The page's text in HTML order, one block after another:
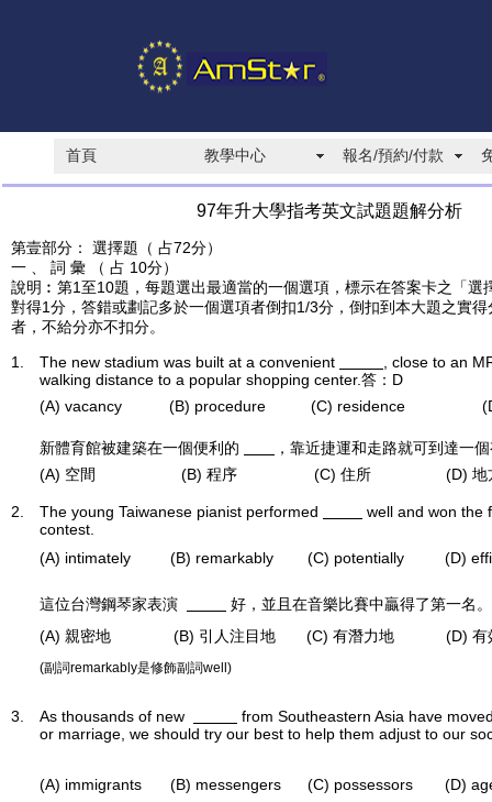
首頁 教學中心 報名/預約/付款
97年升大學指考英文試題題解分析
第壹部分： 選擇題（ 占72分）
一 、 詞 彙 （ 占 10分）
說明︰第1至10題，每題選出最適當的一個選項，標示在答案卡之「選
對得1分，答錯或劃記多於一個選項者倒扣1/3分，倒扣到本大題之實
者，不給分亦不扣分。
1.
The new stadium was built at a convenient
, close to an
walking distance to a popular shopping center.答：D
(A) vacancy
(B) procedure (C) residence
新體育館被建築在一個便利的
，靠近捷運和走路就可到達一
(A) 空間
(B) 程序 (C) 住所 (D) 地
2. The young Taiwanese pianist performed
well and won the
contest.
(A) intimately
(B) remarkably (C) potentially (D)
這位台灣鋼琴家表演
好，並且在音樂比賽中贏得了第一名。
(A) 親密地
(B) 引人注目地 (C) 有潛力地 (D) 有
(副詞remarkably是修飾副詞well)
3. As thousands of new
from Southeastern Asia have
or marriage, we should try our best to help them adjust to our
(A) immigrants (B) messengers (C) possessors (D)